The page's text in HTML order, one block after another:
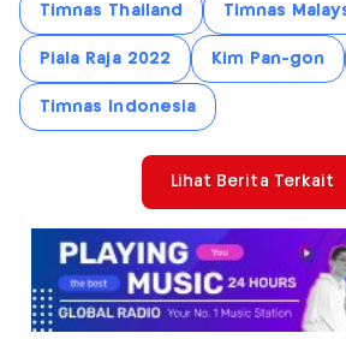
Timnas Thailand Timnas
Piala Raja 2022 Kim Pan-gon
Timnas Indonesia
Lihat Berita Terkait